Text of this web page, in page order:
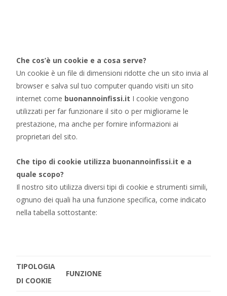
Che cos’è un cookie e a cosa serve?
Un cookie è un file di dimensioni ridotte che un sito invia al
browser e salva sul tuo computer quando visiti un sito
internet come buonannoinfissi.it I cookie vengono
utilizzati per far funzionare il sito o per migliorarne le
prestazione, ma anche per fornire informazioni ai
proprietari del sito.
Che tipo di cookie utilizza buonannoinfissi.it e a
quale scopo?
Il nostro sito utilizza diversi tipi di cookie e strumenti simili,
ognuno dei quali ha una funzione specifica, come indicato
nella tabella sottostante:
TIPOLOGIA
DI COOKIE
FUNZIONE